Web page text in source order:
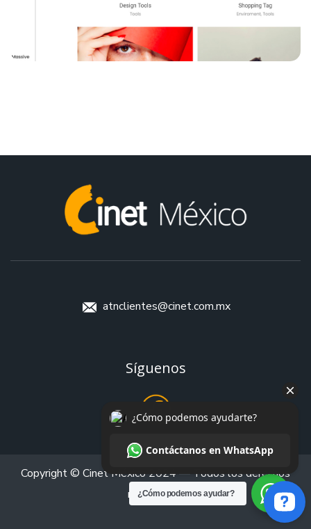
atnclientes@cinet.com.mx
Síguenos
Copyright © Cinet México 2024 — Todos los derechos
reservados.
¿Cómo podemos ayudar?